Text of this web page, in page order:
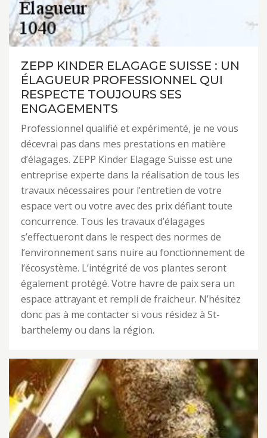
ZEPP KINDER ELAGAGE SUISSE : UN
ÉLAGUEUR PROFESSIONNEL QUI
RESPECTE TOUJOURS SES
ENGAGEMENTS
Professionnel qualifié et expérimenté, je ne vous
décevrai pas dans mes prestations en matière
d’élagages. ZEPP Kinder Elagage Suisse est une
entreprise experte dans la réalisation de tous les
travaux nécessaires pour l’entretien de votre
espace vert ou votre avec des prix défiant toute
concurrence. Tous les travaux d’élagages
s’effectueront dans le respect des normes de
l’environnement sans nuire au fonctionnement de
l’écosystème. L’intégrité de vos plantes seront
également protégé. Votre havre de paix sera un
espace attrayant et rempli de fraicheur. N’hésitez
donc pas à me contacter si vous résidez à St-
barthelemy ou dans la région.